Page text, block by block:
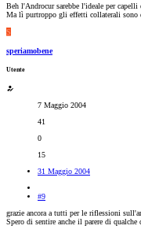
Beh l'Androcur sarebbe l'ideale per
Ma lì purtroppo gli effetti collaterali sono
S
speriamobene
Utente
7 Maggio 2004
41
0
15
31 Maggio 2004
#9
grazie ancora a tutti per le riflessioni
Spero di sentire anche il parere di qualche